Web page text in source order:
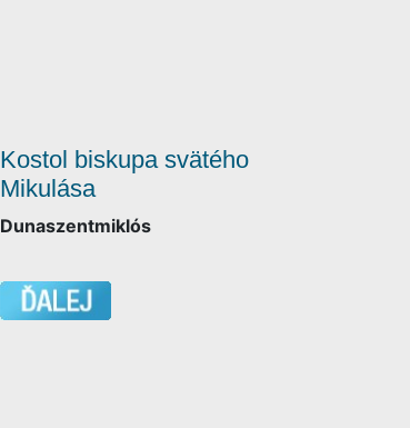
Kostol biskupa svätého
Mikulása
Dunaszentmiklós